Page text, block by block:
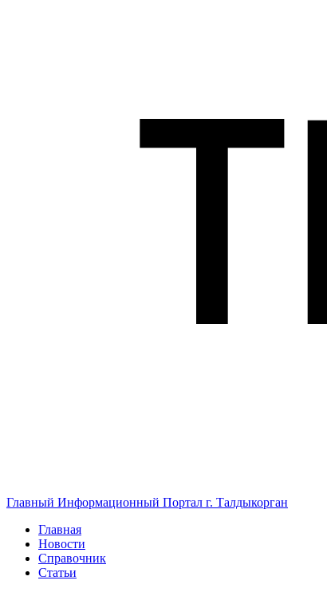
Главный Информационный Портал г. Талдыкорган
Главная
Новости
Справочник
Статьи